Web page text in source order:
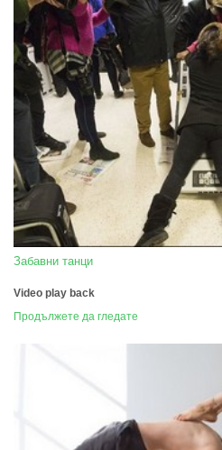
Забавни танци
Video play back
Продължете да гледате